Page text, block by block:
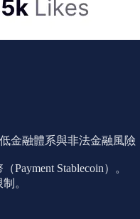
金融體系與非法金融風
Stablecoin）。
。